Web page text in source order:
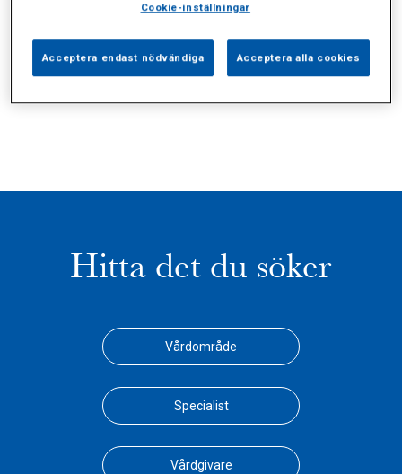
Vårdgivare (3)
Hitta det du söker
Vårdområde
Specialist
Vårdgivare
Cookie-inställningar
Acceptera endast nödvändiga Acceptera alla cookies